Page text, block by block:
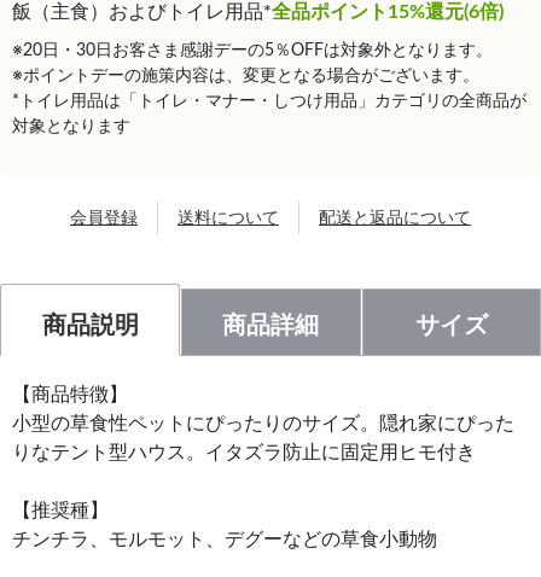
飯（主食）およびトイレ用品*全品ポイント15%還元(6倍)
※20日・30日お客さま感謝デーの5％OFFは対象外となります。
※ポイントデーの施策内容は、変更となる場合がございます。
*トイレ用品は「トイレ・マナー・しつけ用品」カテゴリの全商品が
対象となります
会員登録 送料について 配送と返品について
商品説明 商品詳細 サイズ
【商品特徴】
小型の草食性ペットにぴったりのサイズ。隠れ家にぴった
りなテント型ハウス。イタズラ防止に固定用ヒモ付き
【推奨種】
チンチラ、モルモット、デグーなどの草食小動物